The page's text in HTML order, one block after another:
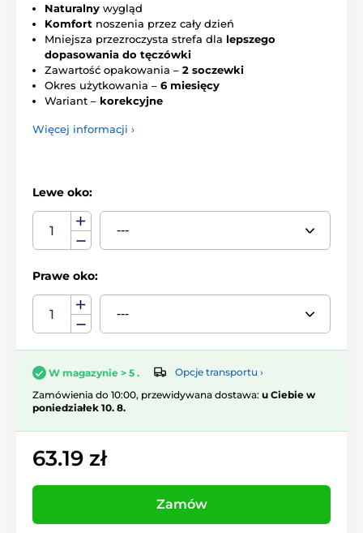
Naturalny wygląd
Komfort noszenia przez cały dzień
Mniejsza przezroczysta strefa dla lepszego
dopasowania do tęczówki
Zawartość opakowania – 2 soczewki
Okres użytkowania – 6 miesięcy
Wariant – korekcyjne
Więcej informacji ›
Lewe oko:
Prawe oko:
W magazynie > 5 .
Opcje transportu ›
Zamówienia do 10:00, przewidywana dostawa: u Ciebie w
poniedziałek 10. 8.
63.19 zł
Zamów